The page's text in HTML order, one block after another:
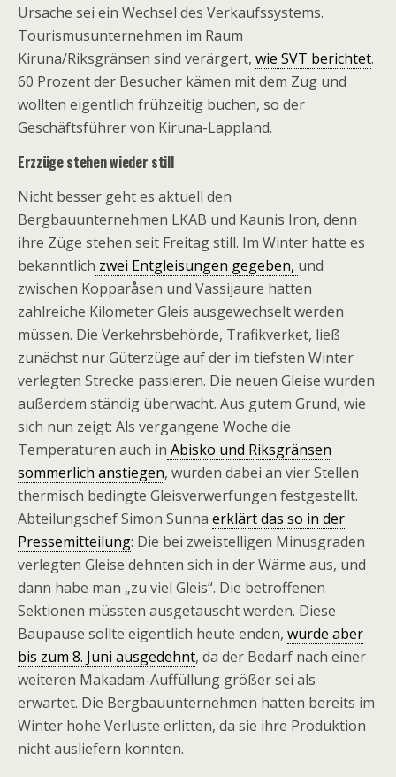
Ursache sei ein Wechsel des Verkaufssystems.
Tourismusunternehmen im Raum
Kiruna/Riksgränsen sind verärgert, wie SVT berichtet.
60 Prozent der Besucher kämen mit dem Zug und
wollten eigentlich frühzeitig buchen, so der
Geschäftsführer von Kiruna-Lappland.
Erzzüge stehen wieder still
Nicht besser geht es aktuell den
Bergbauunternehmen LKAB und Kaunis Iron, denn
ihre Züge stehen seit Freitag still. Im Winter hatte es
bekanntlich zwei Entgleisungen gegeben, und
zwischen Kopparåsen und Vassijaure hatten
zahlreiche Kilometer Gleis ausgewechselt werden
müssen. Die Verkehrsbehörde, Trafikverket, ließ
zunächst nur Güterzüge auf der im tiefsten Winter
verlegten Strecke passieren. Die neuen Gleise wurden
außerdem ständig überwacht. Aus gutem Grund, wie
sich nun zeigt: Als vergangene Woche die
Temperaturen auch in Abisko und Riksgränsen
sommerlich anstiegen, wurden dabei an vier Stellen
thermisch bedingte Gleisverwerfungen festgestellt.
Abteilungschef Simon Sunna erklärt das so in der
Pressemitteilung: Die bei zweistelligen Minusgraden
verlegten Gleise dehnten sich in der Wärme aus, und
dann habe man „zu viel Gleis“. Die betroffenen
Sektionen müssten ausgetauscht werden. Diese
Baupause sollte eigentlich heute enden, wurde aber
bis zum 8. Juni ausgedehnt, da der Bedarf nach einer
weiteren Makadam-Auffüllung größer sei als
erwartet. Die Bergbauunternehmen hatten bereits im
Winter hohe Verluste erlitten, da sie ihre Produktion
nicht ausliefern konnten.